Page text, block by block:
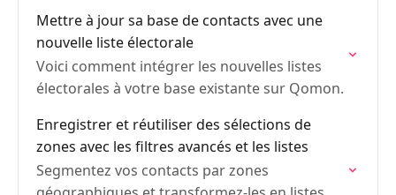
Mettre à jour sa base de contacts avec une
nouvelle liste électorale
Voici comment intégrer les nouvelles listes
électorales à votre base existante sur Qomon.
Enregistrer et réutiliser des sélections de
zones avec les filtres avancés et les listes
Segmentez vos contacts par zones